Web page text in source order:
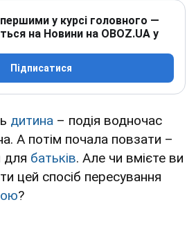
у курсі головного —
на Новини на OBOZ.UA у
Підписатися
дитина – подія водночас
А потім почала повзати –
для батьків. Але чи вмієте ви
цей спосіб пересування
?